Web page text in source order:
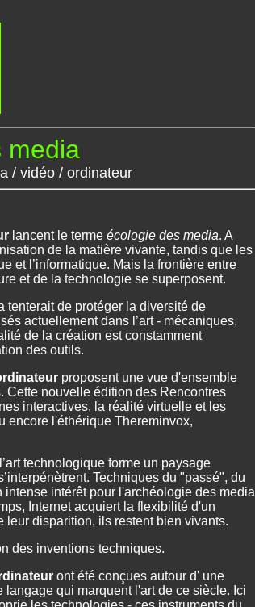
media
/ vidéo / ordinateur
lancent le terme écologie des media. A
de la matière vivante, tandis que les
et l’informatique. Mais la frontière entre
et de la technologie se superposent.
tenterait de protéger la diversité de
actuellement dans l’art - mécaniques,
de la création est constamment
des outils.
proposent une vue d'ensemble
Cette nouvelle édition des Rencontres
interactives, la réalité virtuelle et les
encore l'éthérique Thereminvox,
technologique forme un paysage
Techniques du "passé", du
intérêt pour l'archéologie des media
Internet acquiert la flexibilité d'un
leur disparition, ils restent bien vivants.
des inventions techniques.
ont été conçues autour d' une
qui marquent l'art de ce siècle. Ici